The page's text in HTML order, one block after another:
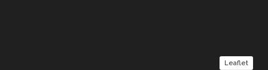
Leaflet